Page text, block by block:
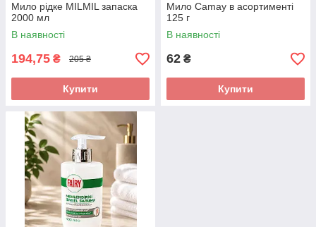
Мило рідке MILMIL запаска
2000 мл
В наявності
194,75 ₴ 205 ₴
Купити
Мило Camay в асортименті
125 г
В наявності
62 ₴
Купити